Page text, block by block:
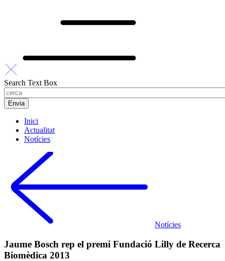
Search Text Box
Inici
Actualitat
Notícies
Notícies
Jaume Bosch rep el premi Fundació Lilly de Recerca
Biomèdica 2013